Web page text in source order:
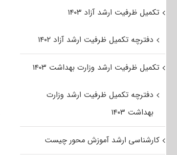
تکمیل ظرفیت ارشد آزاد ۱۴۰۳
دفترچه تکمیل ظرفیت ارشد آزاد ۱۴۰۲
تکمیل ظرفیت ارشد وزارت بهداشت ۱۴۰۳
دفترچه تکمیل ظرفیت ارشد وزارت
بهداشت ۱۴۰۳
کارشناسی ارشد آموزش محور چیست